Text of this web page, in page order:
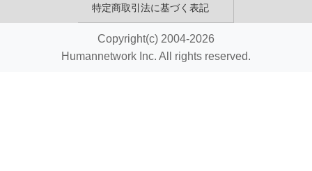
特定商取引法に基づく表記
Copyright(c) 2004-2026
Humannetwork Inc. All rights reserved.